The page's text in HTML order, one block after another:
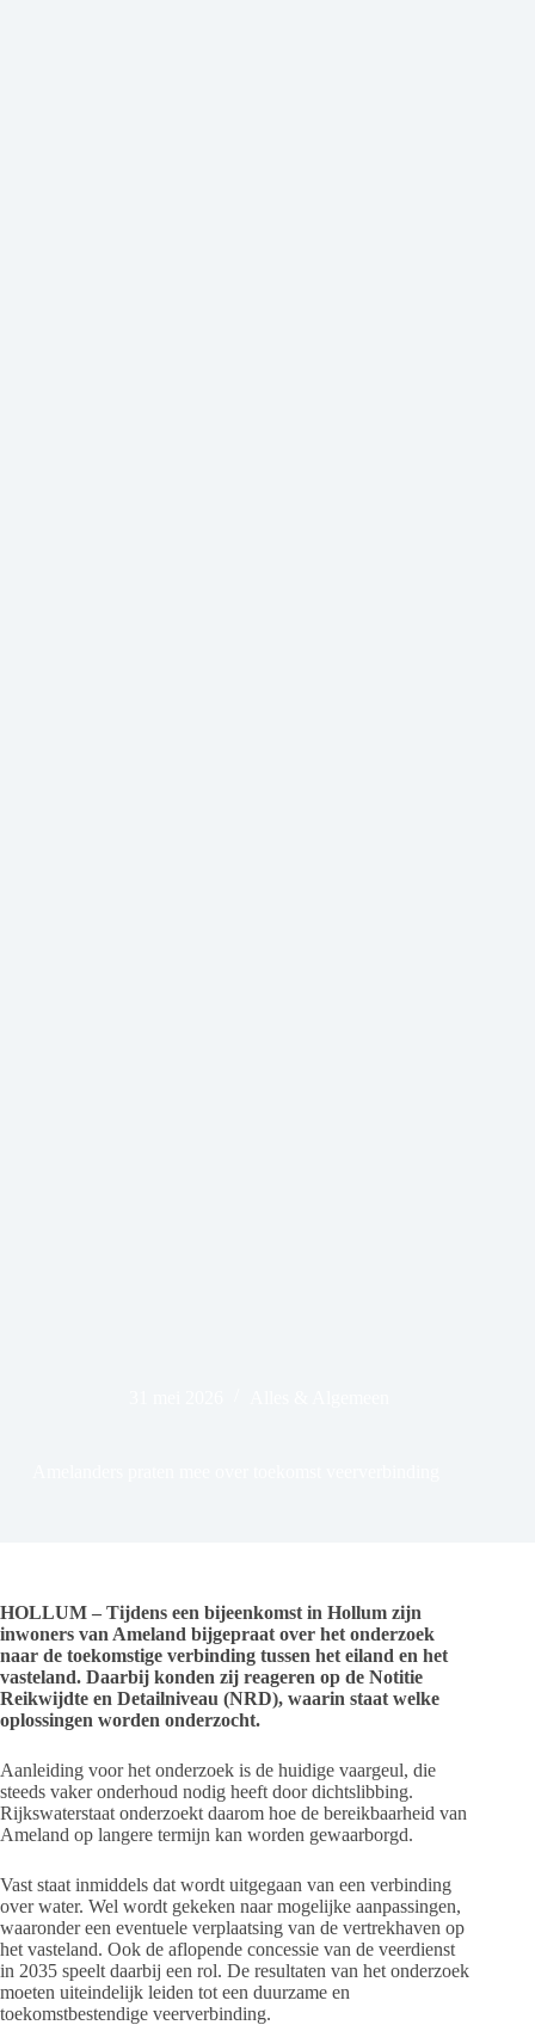
HOLLUM – Tijdens een bijeenkomst in Hollum zijn
inwoners van Ameland bijgepraat over het onderzoek
naar de toekomstige verbinding tussen het eiland en het
vasteland. Daarbij konden zij reageren op de Notitie
Reikwijdte en Detailniveau (NRD), waarin staat welke
oplossingen worden onderzocht.
Aanleiding voor het onderzoek is de huidige vaargeul, die
steeds vaker onderhoud nodig heeft door dichtslibbing.
Rijkswaterstaat onderzoekt daarom hoe de bereikbaarheid van
Ameland op langere termijn kan worden gewaarborgd.
Vast staat inmiddels dat wordt uitgegaan van een verbinding
over water. Wel wordt gekeken naar mogelijke aanpassingen,
waaronder een eventuele verplaatsing van de vertrekhaven op
het vasteland. Ook de aflopende concessie van de veerdienst
in 2035 speelt daarbij een rol. De resultaten van het onderzoek
moeten uiteindelijk leiden tot een duurzame en
toekomstbestendige veerverbinding.